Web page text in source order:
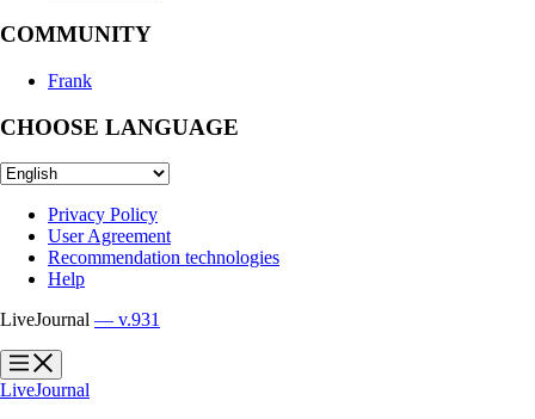
COMMUNITY
Frank
CHOOSE LANGUAGE
Privacy Policy
User Agreement
Recommendation technologies
Help
LiveJournal — v.931
?
?
LiveJournal